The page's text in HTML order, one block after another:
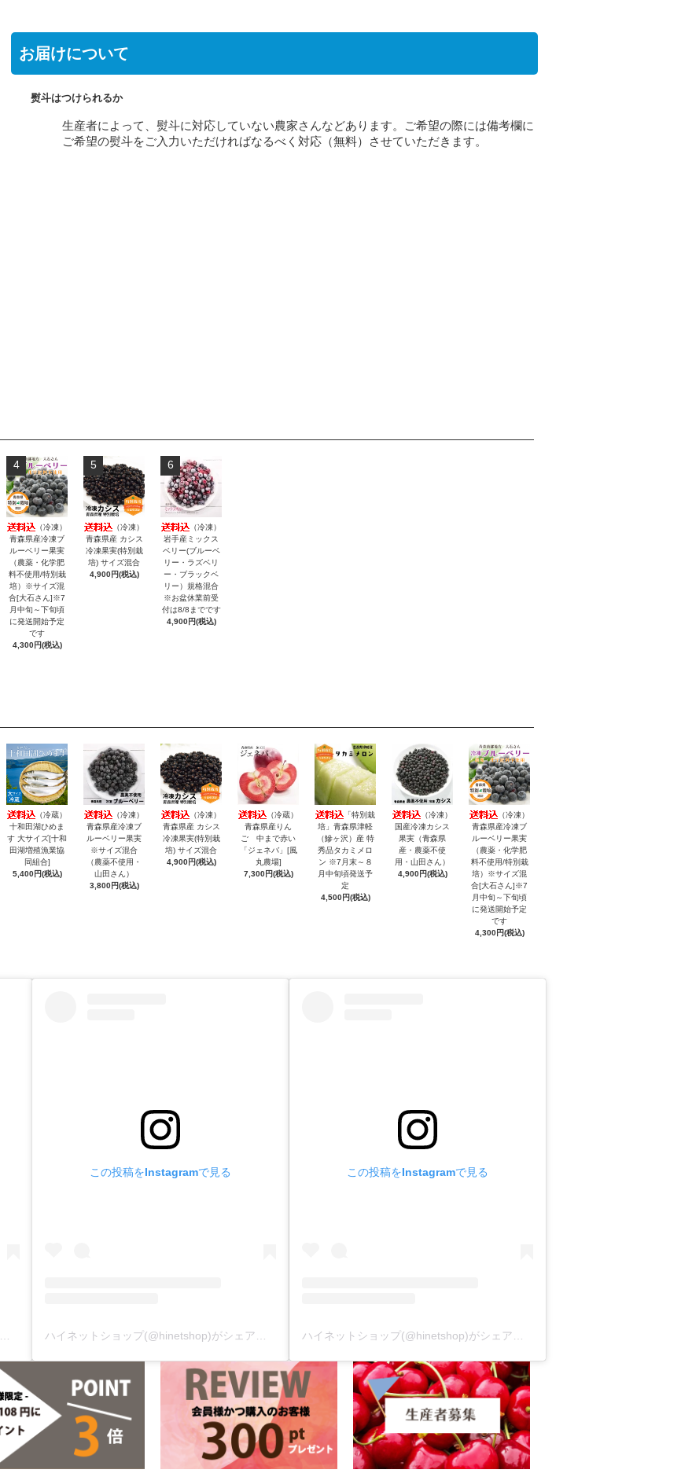
お届けについて
熨斗はつけられるか
生産者によって、熨斗に対応していない農家さんなどあります。ご希望の際には備考欄に
ご希望の熨斗をご入力いただければなるべく対応（無料）させていただきます。
4
（冷凍）
青森県産冷凍ブ
ルーベリー果実
（農薬・化学肥
料不使用/特別栽
培）※サイズ混
合[大石さん]※7
月中旬～下旬頃
に発送開始予定
です
4,300円(税込)
5
（冷凍）
青森県産 カシス
冷凍果実(特別栽
培) サイズ混合
4,900円(税込)
6
（冷凍）
岩手産ミックス
ベリー(ブルーベ
リー・ラズベリ
ー・ブラックベ
リー）規格混合
※お盆休業前受
付は8/8までです
4,900円(税込)
（冷蔵）
十和田湖ひめま
す 大サイズ[十和
田湖増殖漁業協
同組合]
5,400円(税込)
（冷凍）
青森県産冷凍ブ
ルーベリー果実
※サイズ混合
（農薬不使用・
山田さん）
3,800円(税込)
（冷凍）
青森県産 カシス
冷凍果実(特別栽
培) サイズ混合
4,900円(税込)
（冷蔵）
青森県産りん
ご 中まで赤い
「ジェネバ」[風
丸農場]
7,300円(税込)
「特別栽
培」青森県津軽
（鰺ヶ沢）産 特
秀品タカミメロ
ン ※7月末～８
月中旬頃発送予
定
4,500円(税込)
（冷凍）
国産冷凍カシス
果実（青森県
産・農薬不使
用・山田さん）
4,900円(税込)
（冷凍）
青森県産冷凍ブ
ルーベリー果実
（農薬・化学肥
料不使用/特別栽
培）※サイズ混
合[大石さん]※7
月中旬～下旬頃
に発送開始予定
です
4,300円(税込)
ハイネットショップ(@hinetshop)がシェアした投稿
この投稿をInstagramで見る
ハイネットショップ(@hinetshop)がシェアした投稿
この投稿をInstagramで見る
ハイネットショップ(@hinetshop)がシェアした投稿